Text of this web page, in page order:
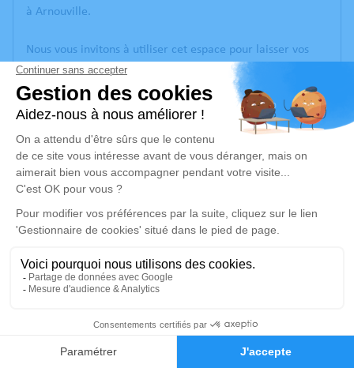
Faire-part Hommages
à Arnouville.
Nous vous invitons à utiliser cet espace pour laisser vos
condoléances, partager des photos souvenirs, une
anecdote ou exprimer vos pensées à travers des poèmes
ou des textes. Cet endroit est un lieu d'expression dédié à
Un service de plantation d’arbre hommage est disponible
ici.
Je rends hommage
Cérémonie religieuse
mercredi 10 juillet 2024 à 10h00
16 Avenue de Choiseul
95400 Arnouville